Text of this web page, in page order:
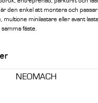
är den enkel att montera och
multione minilastare eller avant
fäste.
NEOMACH